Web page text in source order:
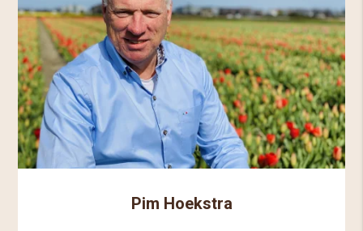
Pim Hoekstra